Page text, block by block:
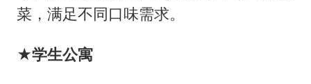
菜，满足不同口味需求。
★学生公寓